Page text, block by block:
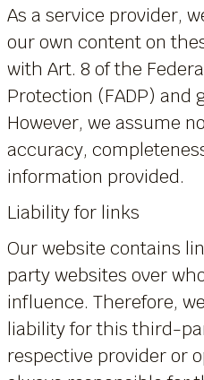
As a service provider,
our own content on
with Art. 8 of the
Protection (FADP) and
However, we assume
accuracy,
information provided.
Liability for links
Our website contains
party websites over
influence. Therefore,
liability for this third-
respective provider or